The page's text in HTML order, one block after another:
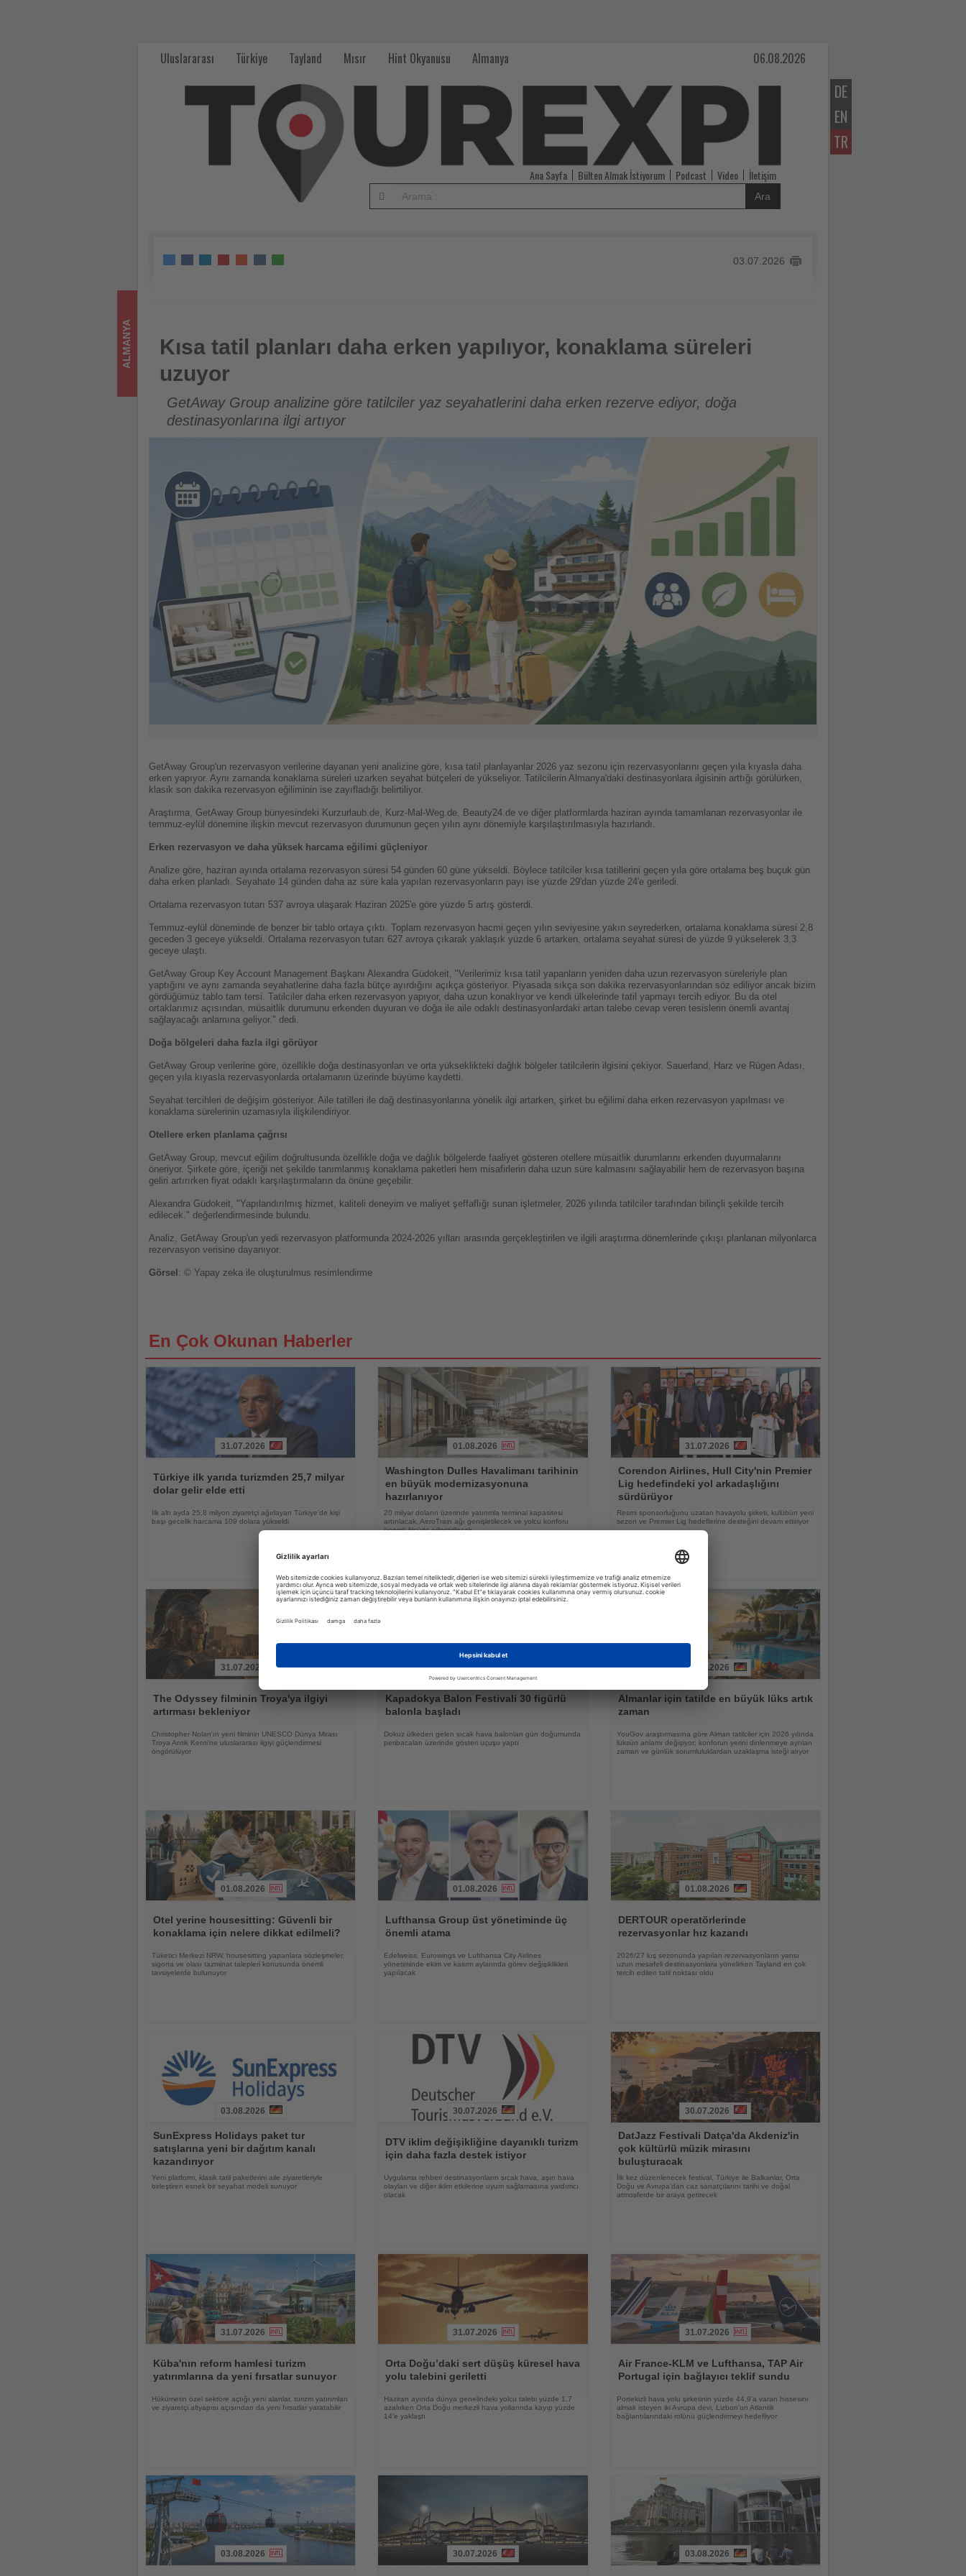
DE
EN
TR
Uluslararası Türkiye Tayland Mısır Hint Okyanusu Almanya 06.08.2026
Ana Sayfa Bülten Almak İstiyorum Podcast Video İletişim
Ara
03.07.2026
Kısa tatil planları daha erken yapılıyor, konaklama süreleri uzuyor
ALMANYA
Kısa tatil planları daha erken yapılıyor, konaklama süreleri
uzuyor
GetAway Group analizine göre tatilciler yaz seyahatlerini daha erken rezerve ediyor, doğa
destinasyonlarına ilgi artıyor
GetAway Group'un rezervasyon verilerine dayanan yeni analizine göre, kısa tatil planlayanlar 2026 yaz sezonu için rezervasyonlarını geçen yıla kıyasla daha
erken yapıyor. Aynı zamanda konaklama süreleri uzarken seyahat bütçeleri de yükseliyor. Tatilcilerin Almanya'daki destinasyonlara ilgisinin arttığı görülürken,
klasik son dakika rezervasyon eğiliminin ise zayıfladığı belirtiliyor.
Araştırma, GetAway Group bünyesindeki Kurzurlaub.de, Kurz-Mal-Weg.de, Beauty24.de ve diğer platformlarda haziran ayında tamamlanan rezervasyonlar ile
temmuz-eylül dönemine ilişkin mevcut rezervasyon durumunun geçen yılın aynı dönemiyle karşılaştırılmasıyla hazırlandı.
Erken rezervasyon ve daha yüksek harcama eğilimi güçleniyor
Analize göre, haziran ayında ortalama rezervasyon süresi 54 günden 60 güne yükseldi. Böylece tatilciler kısa tatillerini geçen yıla göre ortalama beş buçuk gün
daha erken planladı. Seyahate 14 günden daha az süre kala yapılan rezervasyonların payı ise yüzde 29'dan yüzde 24'e geriledi.
Ortalama rezervasyon tutarı 537 avroya ulaşarak Haziran 2025'e göre yüzde 5 artış gösterdi.
Temmuz-eylül döneminde de benzer bir tablo ortaya çıktı. Toplam rezervasyon hacmi geçen yılın seviyesine yakın seyrederken, ortalama konaklama süresi 2,8
geceden 3 geceye yükseldi. Ortalama rezervasyon tutarı 627 avroya çıkarak yaklaşık yüzde 6 artarken, ortalama seyahat süresi de yüzde 9 yükselerek 3,3
geceye ulaştı.
GetAway Group Key Account Management Başkanı Alexandra Güdokeit, "Verilerimiz kısa tatil yapanların yeniden daha uzun rezervasyon süreleriyle plan
yaptığını ve aynı zamanda seyahatlerine daha fazla bütçe ayırdığını açıkça gösteriyor. Piyasada sıkça son dakika rezervasyonlarından söz ediliyor ancak bizim
gördüğümüz tablo tam tersi. Tatilciler daha erken rezervasyon yapıyor, daha uzun konaklıyor ve kendi ülkelerinde tatil yapmayı tercih ediyor. Bu da otel
ortaklarımız açısından, müsaitlik durumunu erkenden duyuran ve doğa ile aile odaklı destinasyonlardaki artan talebe cevap veren tesislerin önemli avantaj
sağlayacağı anlamına geliyor." dedi.
Doğa bölgeleri daha fazla ilgi görüyor
GetAway Group verilerine göre, özellikle doğa destinasyonları ve orta yükseklikteki dağlık bölgeler tatilcilerin ilgisini çekiyor. Sauerland, Harz ve Rügen Adası,
geçen yıla kıyasla rezervasyonlarda ortalamanın üzerinde büyüme kaydetti.
Seyahat tercihleri de değişim gösteriyor. Aile tatilleri ile dağ destinasyonlarına yönelik ilgi artarken, şirket bu eğilimi daha erken rezervasyon yapılması ve
konaklama sürelerinin uzamasıyla ilişkilendiriyor.
Otellere erken planlama çağrısı
GetAway Group, mevcut eğilim doğrultusunda özellikle doğa ve dağlık bölgelerde faaliyet gösteren otellere müsaitlik durumlarını erkenden duyurmalarını
öneriyor. Şirkete göre, içeriği net şekilde tanımlanmış konaklama paketleri hem misafirlerin daha uzun süre kalmasını sağlayabilir hem de rezervasyon başına
geliri artırırken fiyat odaklı karşılaştırmaların da önüne geçebilir.
Alexandra Güdokeit, "Yapılandırılmış hizmet, kaliteli deneyim ve maliyet şeffaflığı sunan işletmeler, 2026 yılında tatilciler tarafından bilinçli şekilde tercih
edilecek." değerlendirmesinde bulundu.
Analiz, GetAway Group'un yedi rezervasyon platformunda 2024-2026 yılları arasında gerçekleştirilen ve ilgili araştırma dönemlerinde çıkışı planlanan milyonlarca
rezervasyon verisine dayanıyor.
Görsel : © Yapay zeka ile oluşturulmus resimlendirme
En Çok Okunan Haberler
Oku
31.07.2026
Türkiye ilk yarıda turizmden 25,7 milyar
dolar gelir elde etti
İlk altı ayda 25,8 milyon ziyaretçi ağırlayan Türkiye’de kişi
başı gecelik harcama 109 dolara yükseldi
Oku
01.08.2026
Washington Dulles Havalimanı tarihinin
en büyük modernizasyonuna
hazırlanıyor
20 milyar doların üzerinde yatırımla terminal kapasitesi
artırılacak, AeroTrain ağı genişletilecek ve yolcu konforu
önemli ölçüde iyileştirilecek
Oku
31.07.2026
Corendon Airlines, Hull City'nin Premier
Lig hedefindeki yol arkadaşlığını
sürdürüyor
Resmi sponsorluğunu uzatan havayolu şirketi, kulübün yeni
sezon ve Premier Lig hedeflerine desteğini devam ettiriyor
Oku
31.07.2026
The Odyssey filminin Troya'ya ilgiyi
artırması bekleniyor
Christopher Nolan'ın yeni filminin UNESCO Dünya Mirası
Troya Antik Kenti'ne uluslararası ilgiyi güçlendirmesi
öngörülüyor
Oku
31.07.2026
Kapadokya Balon Festivali 30 figürlü
balonla başladı
Dokuz ülkeden gelen sıcak hava balonları gün doğumunda
peribacaları üzerinde gösteri uçuşu yaptı
Oku
31.07.2026
Almanlar için tatilde en büyük lüks artık
zaman
YouGov araştırmasına göre Alman tatilciler için 2026 yılında
lüksün anlamı değişiyor; konforun yerini dinlenmeye ayrılan
zaman ve günlük sorumluluklardan uzaklaşma isteği alıyor
Oku
01.08.2026
Otel yerine housesitting: Güvenli bir
konaklama için nelere dikkat edilmeli?
Tüketici Merkezi NRW, housesitting yapanlara sözleşmeler,
sigorta ve olası tazminat talepleri konusunda önemli
tavsiyelerde bulunuyor
Oku
01.08.2026
Lufthansa Group üst yönetiminde üç
önemli atama
Edelweiss, Eurowings ve Lufthansa City Airlines
yönetiminde ekim ve kasım aylarında görev değişiklikleri
yapılacak
Oku
01.08.2026
DERTOUR operatörlerinde
rezervasyonlar hız kazandı
2026/27 kış sezonunda yapılan rezervasyonların yarısı
uzun mesafeli destinasyonlara yönelirken Tayland en çok
tercih edilen tatil noktası oldu
Oku
03.08.2026
SunExpress Holidays paket tur
satışlarına yeni bir dağıtım kanalı
kazandırıyor
Yeni platform, klasik tatil paketlerini aile ziyaretleriyle
birleştiren esnek bir seyahat modeli sunuyor
Oku
30.07.2026
DTV iklim değişikliğine dayanıklı turizm
için daha fazla destek istiyor
Uygulama rehberi destinasyonların sıcak hava, aşırı hava
olayları ve diğer iklim etkilerine uyum sağlamasına yardımcı
olacak
Oku
30.07.2026
DatJazz Festivali Datça'da Akdeniz'in
çok kültürlü müzik mirasını
buluşturacak
İlk kez düzenlenecek festival, Türkiye ile Balkanlar, Orta
Doğu ve Avrupa'dan caz sanatçılarını tarihi ve doğal
atmosferde bir araya getirecek
Oku
31.07.2026
Küba'nın reform hamlesi turizm
yatırımlarına da yeni fırsatlar sunuyor
Hükümetin özel sektöre açtığı yeni alanlar, turizm yatırımları
ve ziyaretçi altyapısı açısından da yeni fırsatlar yaratabilir
Oku
31.07.2026
Orta Doğu’daki sert düşüş küresel hava
yolu talebini geriletti
Haziran ayında dünya genelindeki yolcu talebi yüzde 1,7
azalırken Orta Doğu merkezli hava yollarında kayıp yüzde
14’e yaklaştı
Oku
31.07.2026
Air France-KLM ve Lufthansa, TAP Air
Portugal için bağlayıcı teklif sundu
Portekizli hava yolu şirketinin yüzde 44,9’a varan hissesini
almak isteyen iki Avrupa devi, Lizbon’un Atlantik
bağlantılarındaki rolünü güçlendirmeyi hedefliyor
03.08.2026 30.07.2026 03.08.2026